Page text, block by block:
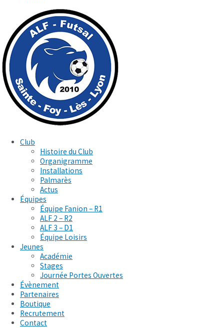
Club
Histoire du Club
Organigramme
Installations
Palmarès
Actus
Équipes
Équipe Fanion – R1
ALF 2 – R2
ALF 3 – D1
Équipe Loisirs
Jeunes
Académie
Stages
Journée Portes Ouvertes
Évènement
Partenaires
Boutique
Recrutement
Contact